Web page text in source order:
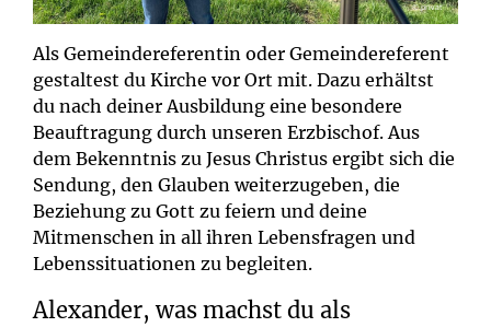
© privat
Als Gemeindereferentin oder Gemeindereferent
gestaltest du Kirche vor Ort mit. Dazu erhältst
du nach deiner Ausbildung eine besondere
Beauftragung durch unseren Erzbischof. Aus
dem Bekenntnis zu Jesus Christus ergibt sich die
Sendung, den Glauben weiterzugeben, die
Beziehung zu Gott zu feiern und deine
Mitmenschen in all ihren Lebensfragen und
Lebenssituationen zu begleiten.
Alexander, was machst du als